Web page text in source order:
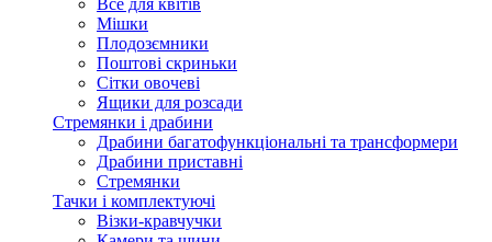
Все для квітів
Мішки
Плодозємники
Поштові скриньки
Сітки овочеві
Ящики для розсади
Стремянки і драбини
Драбини багатофункціональні та трансформери
Драбини приставні
Стремянки
Тачки і комплектуючі
Візки-кравчучки